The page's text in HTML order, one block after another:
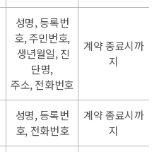
성명, 등록번
호, 주민번호,
생년월일, 진
단명,
주소, 전화번호
계약 종료시까
지
성명, 등록번
호, 전화번호
계약 종료시까
지